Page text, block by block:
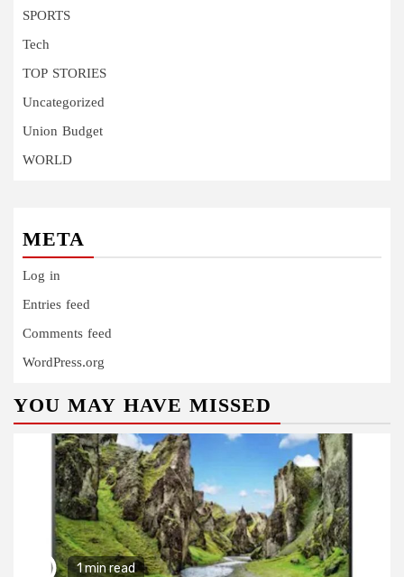
SPORTS
Tech
TOP STORIES
Uncategorized
Union Budget
WORLD
META
Log in
Entries feed
Comments feed
WordPress.org
YOU MAY HAVE MISSED
1 min read